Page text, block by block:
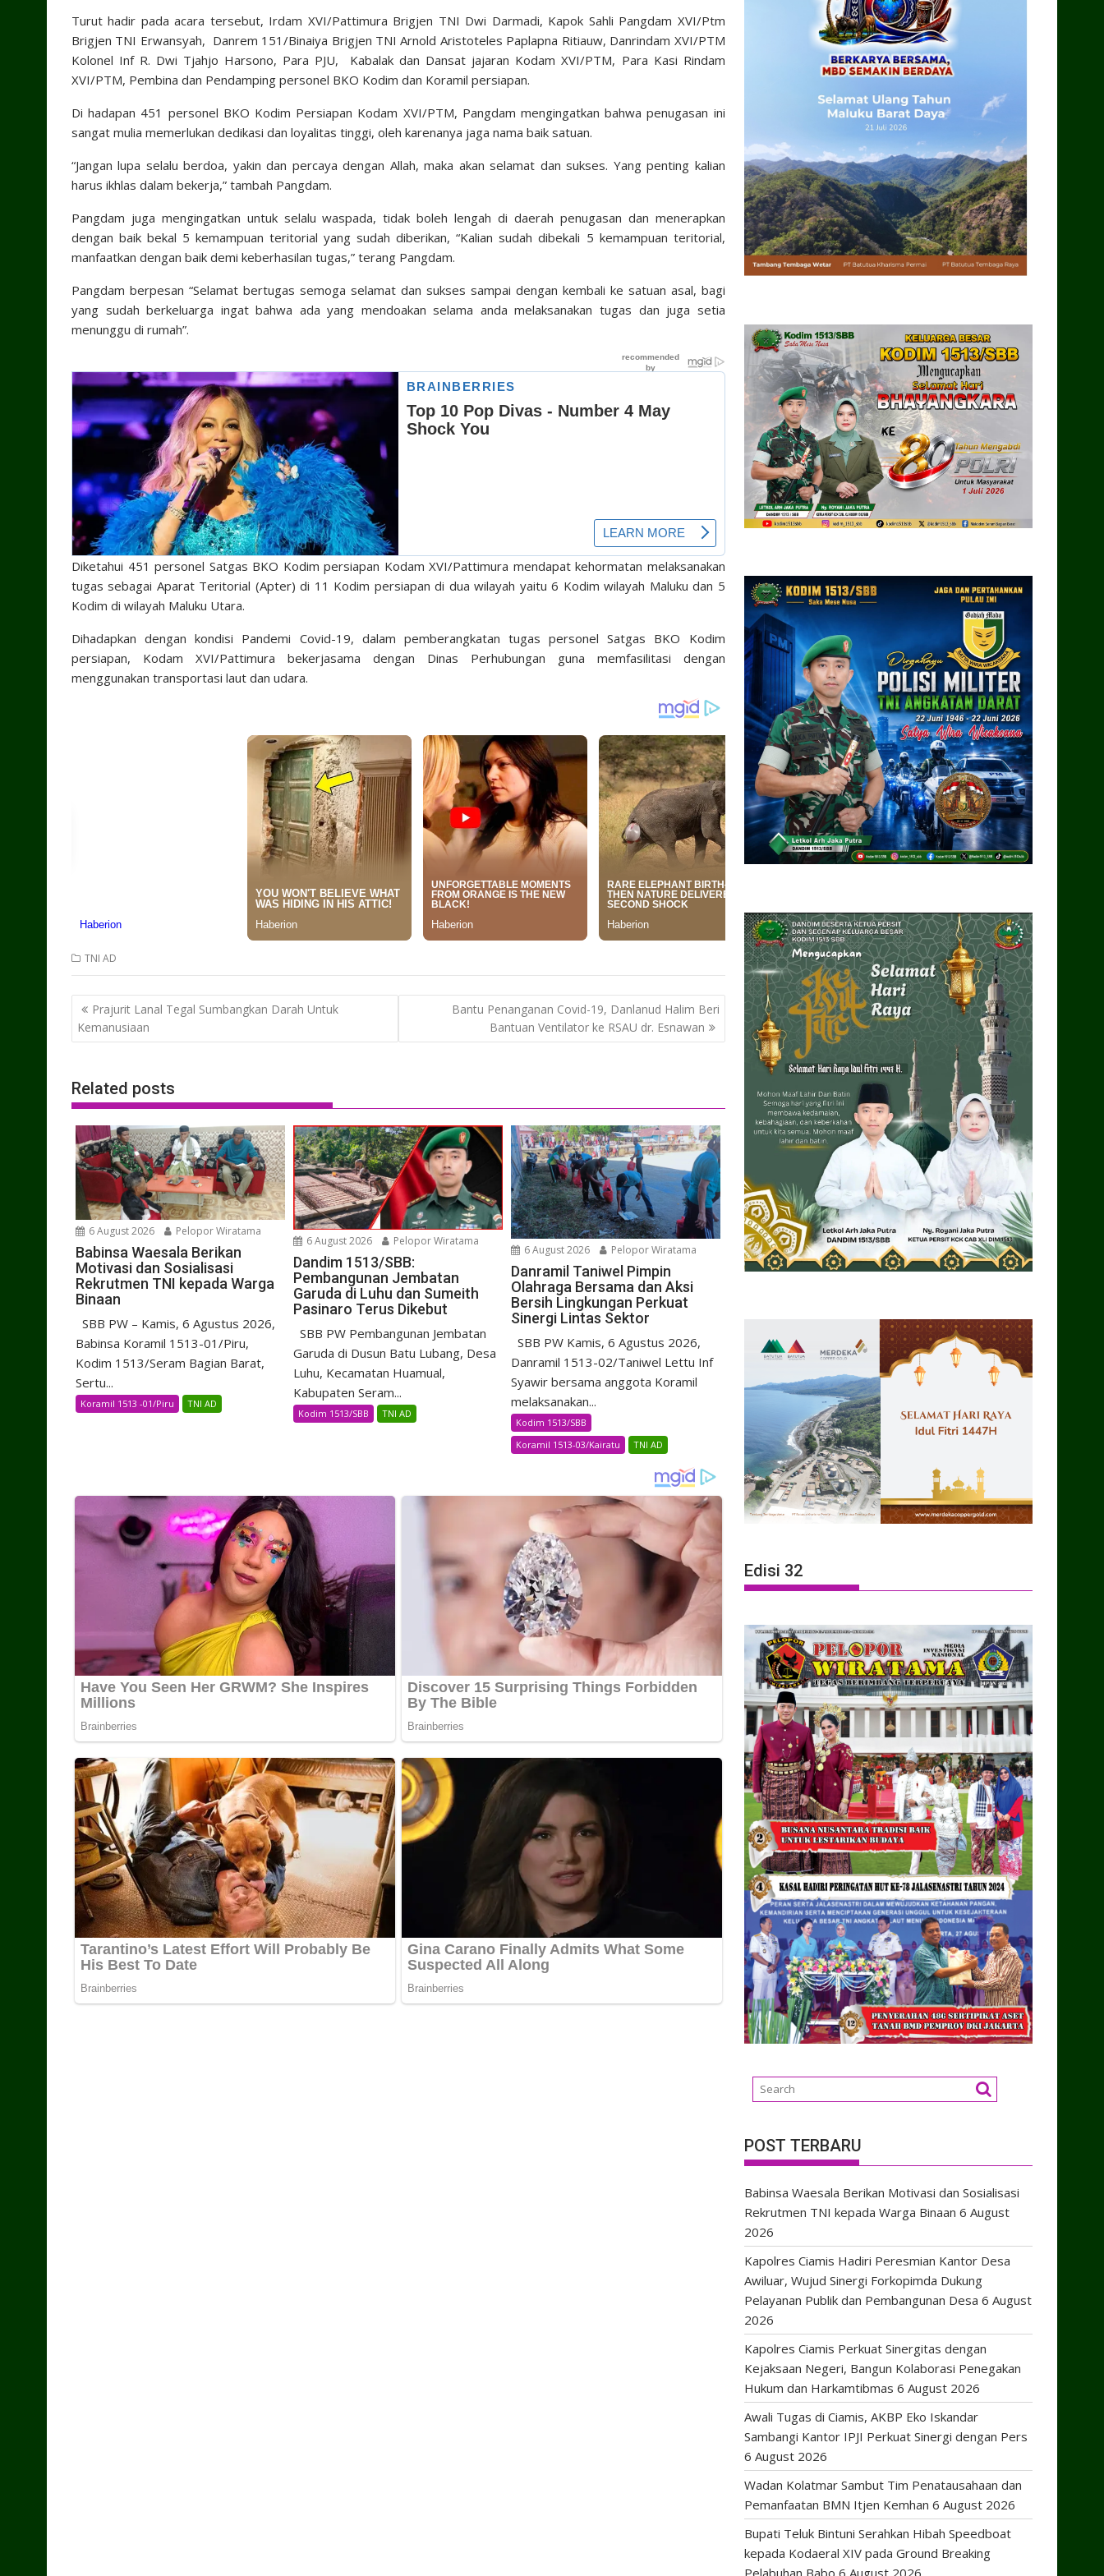
Turut hadir pada acara tersebut, Irdam XVI/Pattimura Brigjen TNI Dwi Darmadi, Kapok Sahli Pangdam XVI/Ptm
Brigjen TNI Erwansyah, Danrem 151/Binaiya Brigjen TNI Arnold Aristoteles Paplapna Ritiauw, Danrindam XVI/PTM
Kolonel Inf R. Dwi Tjahjo Harsono, Para PJU, Kabalak dan Dansat jajaran Kodam XVI/PTM, Para Kasi Rindam
XVI/PTM, Pembina dan Pendamping personel BKO Kodim dan Koramil persiapan.
Di hadapan 451 personel BKO Kodim Persiapan Kodam XVI/PTM, Pangdam mengingatkan bahwa penugasan ini
sangat mulia memerlukan dedikasi dan loyalitas tinggi, oleh karenanya jaga nama baik satuan.
“Jangan lupa selalu berdoa, yakin dan percaya dengan Allah, maka akan selamat dan sukses. Yang penting kalian
harus ikhlas dalam bekerja,” tambah Pangdam.
Pangdam juga mengingatkan untuk selalu waspada, tidak boleh lengah di daerah penugasan dan menerapkan
dengan baik bekal 5 kemampuan teritorial yang sudah diberikan, “Kalian sudah dibekali 5 kemampuan teritorial,
manfaatkan dengan baik demi keberhasilan tugas,” terang Pangdam.
Pangdam berpesan “Selamat bertugas semoga selamat dan sukses sampai dengan kembali ke satuan asal, bagi
yang sudah berkeluarga ingat bahwa ada yang mendoakan selama anda melaksanakan tugas dan juga setia
menunggu di rumah”.
Diketahui 451 personel Satgas BKO Kodim persiapan Kodam XVI/Pattimura mendapat kehormatan melaksanakan
tugas sebagai Aparat Teritorial (Apter) di 11 Kodim persiapan di dua wilayah yaitu 6 Kodim wilayah Maluku dan 5
Kodim di wilayah Maluku Utara.
Dihadapkan dengan kondisi Pandemi Covid-19, dalam pemberangkatan tugas personel Satgas BKO Kodim
persiapan, Kodam XVI/Pattimura bekerjasama dengan Dinas Perhubungan guna memfasilitasi dengan
menggunakan transportasi laut dan udara.
TNI AD
Post
navigation
Prajurit Lanal Tegal Sumbangkan Darah Untuk
Kemanusiaan
Bantu Penanganan Covid-19, Danlanud Halim Beri
Bantuan Ventilator ke RSAU dr. Esnawan
Related posts
6 August 2026 Pelopor Wiratama
Babinsa Waesala Berikan
Motivasi dan Sosialisasi
Rekrutmen TNI kepada Warga
Binaan
SBB PW – Kamis, 6 Agustus 2026,
Babinsa Koramil 1513-01/Piru,
Kodim 1513/Seram Bagian Barat,
Sertu...
Koramil 1513 -01/Piru TNI AD
6 August 2026 Pelopor Wiratama
Dandim 1513/SBB:
Pembangunan Jembatan
Garuda di Luhu dan Sumeith
Pasinaro Terus Dikebut
SBB PW Pembangunan Jembatan
Garuda di Dusun Batu Lubang, Desa
Luhu, Kecamatan Huamual,
Kabupaten Seram...
Kodim 1513/SBB TNI AD
6 August 2026 Pelopor Wiratama
Danramil Taniwel Pimpin
Olahraga Bersama dan Aksi
Bersih Lingkungan Perkuat
Sinergi Lintas Sektor
SBB PW Kamis, 6 Agustus 2026,
Danramil 1513-02/Taniwel Lettu Inf
Syawir bersama anggota Koramil
melaksanakan...
Kodim 1513/SBB
Koramil 1513-03/Kairatu
TNI AD
Edisi 32
POST TERBARU
Babinsa Waesala Berikan Motivasi dan Sosialisasi
Rekrutmen TNI kepada Warga Binaan 6 August
2026
Kapolres Ciamis Hadiri Peresmian Kantor Desa
Awiluar, Wujud Sinergi Forkopimda Dukung
Pelayanan Publik dan Pembangunan Desa 6 August
2026
Kapolres Ciamis Perkuat Sinergitas dengan
Kejaksaan Negeri, Bangun Kolaborasi Penegakan
Hukum dan Harkamtibmas 6 August 2026
Awali Tugas di Ciamis, AKBP Eko Iskandar
Sambangi Kantor IPJI Perkuat Sinergi dengan Pers
6 August 2026
Wadan Kolatmar Sambut Tim Penatausahaan dan
Pemanfaatan BMN Itjen Kemhan 6 August 2026
Bupati Teluk Bintuni Serahkan Hibah Speedboat
kepada Kodaeral XIV pada Ground Breaking
Pelabuhan Babo 6 August 2026